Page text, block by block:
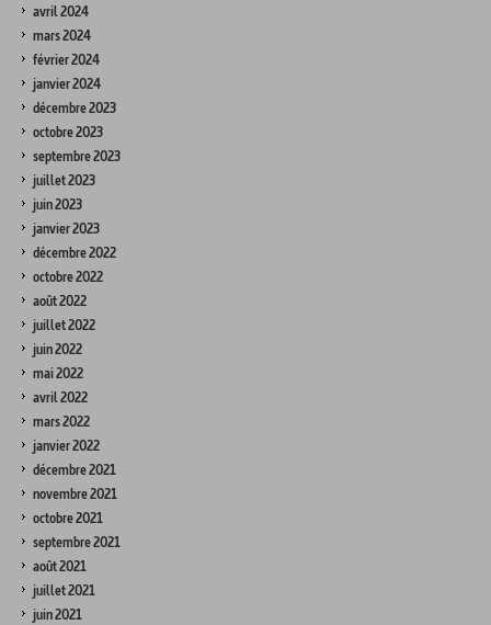
avril 2024
mars 2024
février 2024
janvier 2024
décembre 2023
octobre 2023
septembre 2023
juillet 2023
juin 2023
janvier 2023
décembre 2022
octobre 2022
août 2022
juillet 2022
juin 2022
mai 2022
avril 2022
mars 2022
janvier 2022
décembre 2021
novembre 2021
octobre 2021
septembre 2021
août 2021
juillet 2021
juin 2021